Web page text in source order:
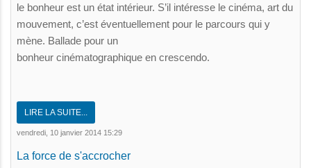
le bonheur est un état intérieur. S’il intéresse le cinéma, art du
mouvement, c’est éventuellement pour le parcours qui y
mène. Ballade pour un
bonheur cinématographique en crescendo.
LIRE LA SUITE...
vendredi, 10 janvier 2014 15:29
La force de s'accrocher